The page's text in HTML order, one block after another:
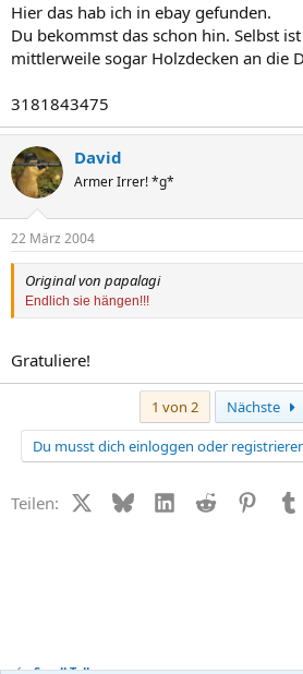
Hier das hab ich in ebay gefunden.
Du bekommst das schon hin. Selbst
mittlerweile sogar Holzdecken an die
3181843475
David
Armer Irrer! *g*
22 März 2004
Original von papalagi
Endlich sie hängen!!!
Gratuliere!
1 von 2 Nächste
Du musst dich einloggen oder
Teilen: X (Twitter)
BlueskyLinkedIn
Reddit